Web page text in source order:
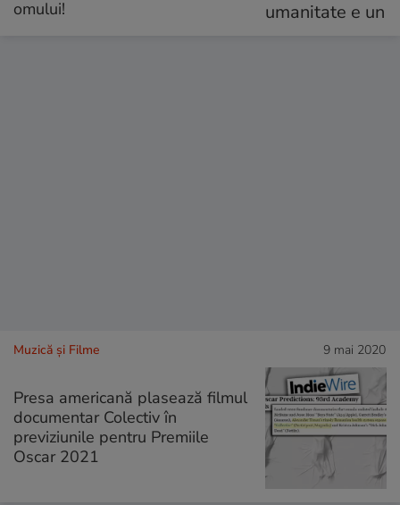
omului!
Muzică și Filme 9 mai 2020
Presa americană plasează filmul
documentar Colectiv în
previziunile pentru Premiile
Oscar 2021